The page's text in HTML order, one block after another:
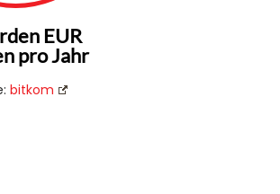
EUR
pro Jahr
bitkom